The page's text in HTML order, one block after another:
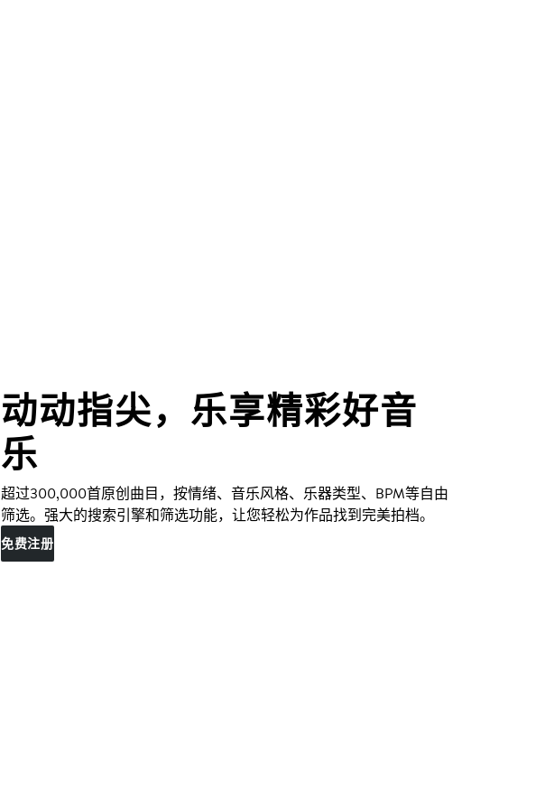
动动指尖，乐享精彩好音
乐
超过300,000首原创曲目，按情绪、音乐风格、乐器类型、BPM等自由
筛选。强大的搜索引擎和筛选功能，让您轻松为作品找到完美拍档。
免费注册